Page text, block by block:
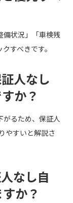
備状況」「車検残
すべきです。
人なし
か？
るため、保証人
やすいと解説さ
なし自
か？